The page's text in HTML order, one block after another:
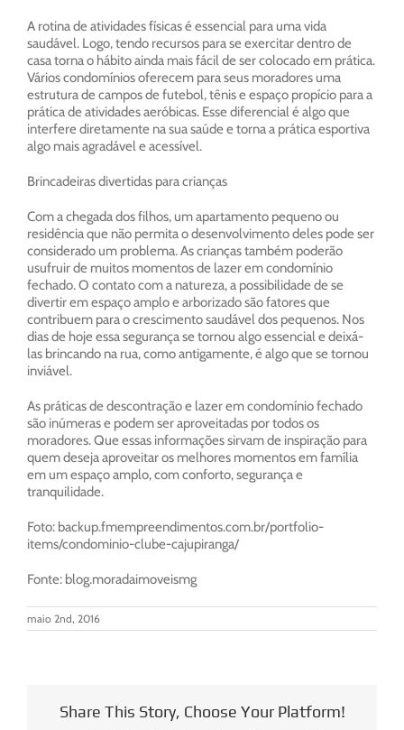
A rotina de atividades físicas é essencial para uma vida
saudável. Logo, tendo recursos para se exercitar dentro de
casa torna o hábito ainda mais fácil de ser colocado em prática.
Vários condomínios oferecem para seus moradores uma
estrutura de campos de futebol, tênis e espaço propício para a
prática de atividades aeróbicas. Esse diferencial é algo que
interfere diretamente na sua saúde e torna a prática esportiva
algo mais agradável e acessível.
Brincadeiras divertidas para crianças
Com a chegada dos filhos, um apartamento pequeno ou
residência que não permita o desenvolvimento deles pode ser
considerado um problema. As crianças também poderão
usufruir de muitos momentos de lazer em condomínio
fechado. O contato com a natureza, a possibilidade de se
divertir em espaço amplo e arborizado são fatores que
contribuem para o crescimento saudável dos pequenos. Nos
dias de hoje essa segurança se tornou algo essencial e deixá-
las brincando na rua, como antigamente, é algo que se tornou
inviável.
As práticas de descontração e lazer em condomínio fechado
são inúmeras e podem ser aproveitadas por todos os
moradores. Que essas informações sirvam de inspiração para
quem deseja aproveitar os melhores momentos em família
em um espaço amplo, com conforto, segurança e
tranquilidade.
Foto: backup.fmempreendimentos.com.br/portfolio-
items/condominio-clube-cajupiranga/
Fonte: blog.moradaimoveismg
maio 2nd, 2016
Share This Story, Choose Your Platform!